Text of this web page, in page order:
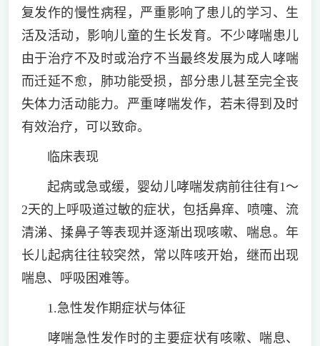
复发作的慢性病程，严重影响了患儿的学习、生
活及活动，影响儿童的生长发育。不少哮喘患儿
由于治疗不及时或治疗不当最终发展为成人哮喘
而迁延不愈，肺功能受损，部分患儿甚至完全丧
失体力活动能力。严重哮喘发作，若未得到及时
有效治疗，可以致命。
临床表现
起病或急或缓，婴幼儿哮喘发病前往往有1～
2天的上呼吸道过敏的症状，包括鼻痒、喷嚏、流
清涕、揉鼻子等表现并逐渐出现咳嗽、喘息。年
长儿起病往往较突然，常以阵咳开始，继而出现
喘息、呼吸困难等。
1.急性发作期症状与体征
哮喘急性发作时的主要症状有咳嗽、喘息、